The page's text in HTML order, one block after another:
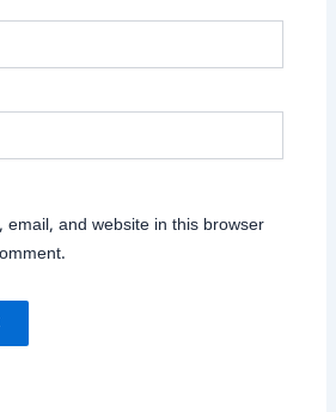
email, and website in this browser